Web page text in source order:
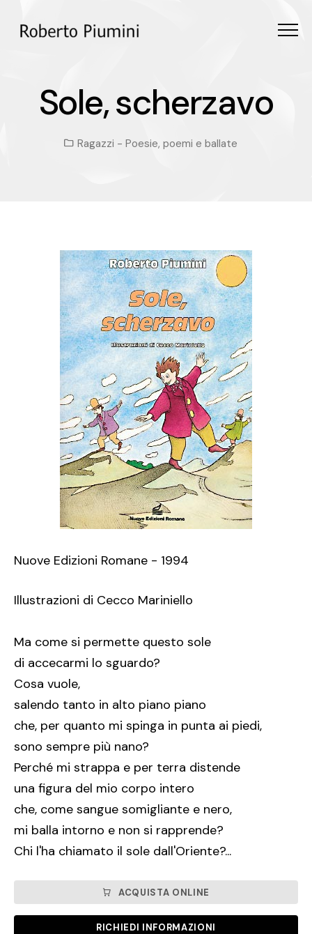
Sole, scherzavo
Sole,scherzavo
Ragazzi - Poesie, poemi e ballate
Nuove Edizioni Romane - 1994
Illustrazioni di Cecco Mariniello
Ma come si permette questo sole
di accecarmi lo sguardo?
Cosa vuole,
salendo tanto in alto piano piano
che, per quanto mi spinga in punta ai piedi,
sono sempre più nano?
Perché mi strappa e per terra distende
una figura del mio corpo intero
che, come sangue somigliante e nero,
mi balla intorno e non si rapprende?
Chi l'ha chiamato il sole dall'Oriente?...
ACQUISTA ONLINE
RICHIEDI INFORMAZIONI